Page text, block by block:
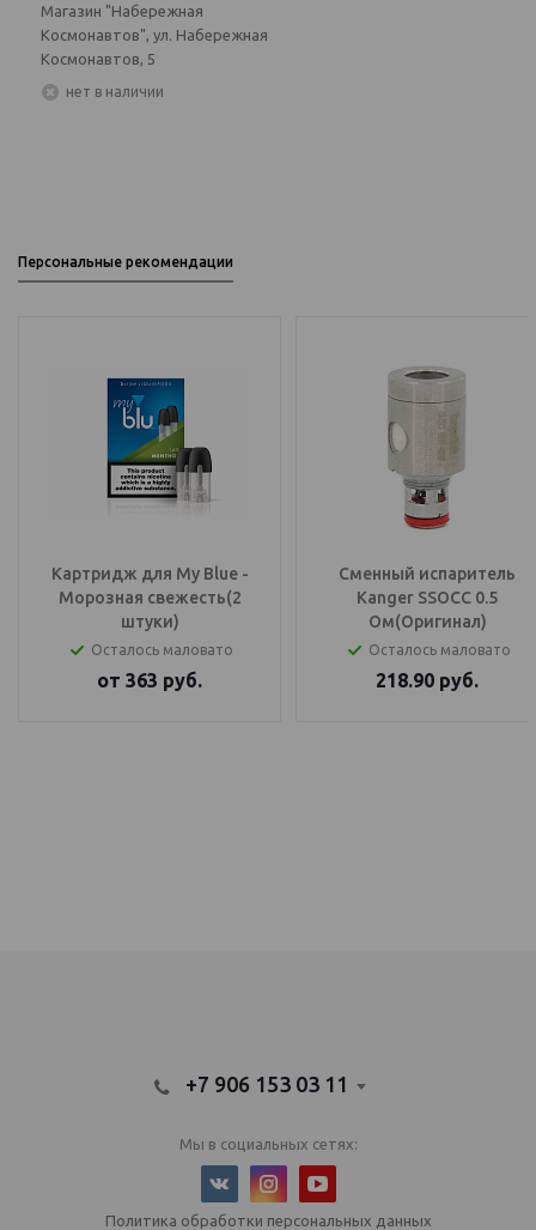
Магазин "Набережная
Космонавтов", ул. Набережная
Космонавтов, 5
Нет в наличии
Персональные рекомендации
Картридж для My Blue -
Морозная свежесть(2
штуки)
Осталось маловато
от 363 руб.
Сменный испаритель
Kanger SSOCC 0.5
Ом(Оригинал)
Осталось маловато
218.90 руб.
+7 906 153 03 11
Мы в социальных сетях:
Политика обработки персональных данных